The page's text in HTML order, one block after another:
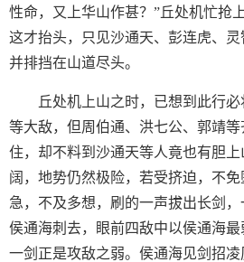
性命，又上华山作甚？”丘处机忙抢
这才抬头，只见沙通天、彭连虎、
并排挡在山道尽头。
丘处机上山之时，已想到此行
等大敌，但周伯通、洪七公、郭靖
住，却不料到沙通天等人竟也有胆
阔，地势仍然极险，若受挤迫，不
急，不及多想，刷的一声拔出长剑，
侯通海刺去，眼前四敌中以侯通海
一剑正是攻敌之弱。侯通海见剑招